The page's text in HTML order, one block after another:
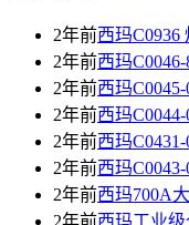
2年前西玛C0936
2年前西玛
2年前西玛
2年前西玛
2年前西玛
2年前西玛
2年前西玛700A